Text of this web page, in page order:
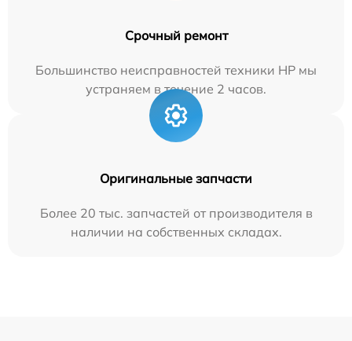
Срочный ремонт
Большинство неисправностей техники HP мы
устраняем в течение 2 часов.
Оригинальные запчасти
Более 20 тыс. запчастей от производителя в
наличии на собственных складах.